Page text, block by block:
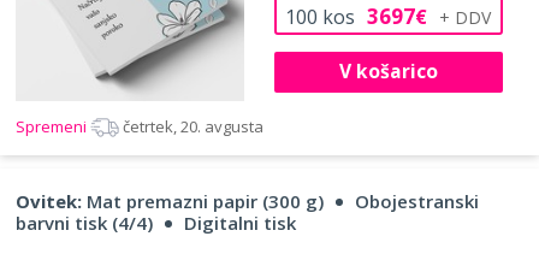
100 kos 3697€
V košarico
Spremeni četrtek, 20. avgusta
Ovitek: Mat premazni papir (300 g)
Obojestranski
barvni tisk (4/4)
Digitalni tisk